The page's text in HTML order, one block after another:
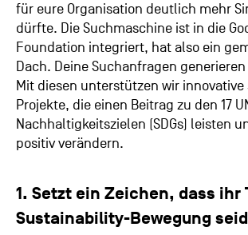
für eure Organisation deutlich mehr
dürfte. DieSuchmaschine ist in die
Foundation integriert, hat also ein
Dach. Deine Suchanfragen
Mit diesen unterstützen wir innovative
Projekte, die einen Beitrag zu den 17
Nachhaltigkeitszielen (SDGs) leisten
positiv verändern.
1. Setzt ein Zeichen, dass ihr
Sustainability-Bewegung